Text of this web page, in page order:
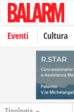
Eventi Cultura